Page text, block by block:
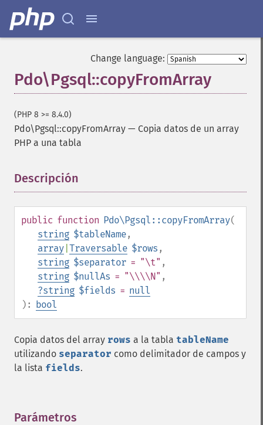
Change language:
Pdo\Pgsql::copyFromArray
(PHP 8 >= 8.4.0)
Pdo\Pgsql::copyFromArray — Copia datos de un array
PHP a una tabla
Descripción
public function Pdo\Pgsql::copyFromArray(
string $tableName,
array Traversable $rows ,
string $separator = "\t" ,
string $nullAs = "\\\\N" ,
?string $fields = null
): bool
Copia datos del array rows a la tabla tableName
utilizando separator como delimitador de campos y
la lista fields.
Parámetros